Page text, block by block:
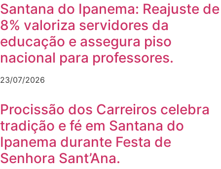
Santana do Ipanema: Reajuste de
8% valoriza servidores da
educação e assegura piso
nacional para professores.
23/07/2026
Procissão dos Carreiros celebra
tradição e fé em Santana do
Ipanema durante Festa de
Senhora Sant’Ana.